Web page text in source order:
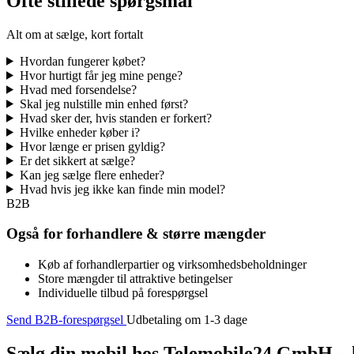
Alt om at sælge, kort fortalt
Hvordan fungerer købet?
Hvor hurtigt får jeg mine penge?
Hvad med forsendelse?
Skal jeg nulstille min enhed først?
Hvad sker der, hvis standen er forkert?
Hvilke enheder køber i?
Hvor længe er prisen gyldig?
Er det sikkert at sælge?
Kan jeg sælge flere enheder?
Hvad hvis jeg ikke kan finde min model?
B2B
Også for forhandlere & større mængder
Køb af forhandlerpartier og virksomhedsbeholdninger
Store mængder til attraktive betingelser
Individuelle tilbud på forespørgsel
Send B2B-forespørgsel Udbetaling om 1-3 dage